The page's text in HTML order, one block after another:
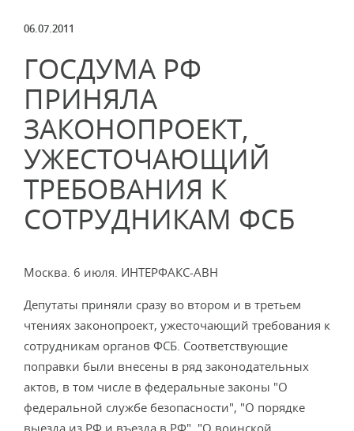
06.07.2011
ГОСДУМА РФ
ПРИНЯЛА
ЗАКОНОПРОЕКТ,
УЖЕСТОЧАЮЩИЙ
ТРЕБОВАНИЯ К
СОТРУДНИКАМ ФСБ
Москва. 6 июля. ИНТЕРФАКС-АВН
Депутаты приняли сразу во втором и в третьем
чтениях законопроект, ужесточающий требования к
сотрудникам органов ФСБ. Соответствующие
поправки были внесены в ряд законодательных
актов, в том числе в федеральные законы "О
федеральной службе безопасности", "О порядке
выезда из РФ и въезда в РФ", "О воинской